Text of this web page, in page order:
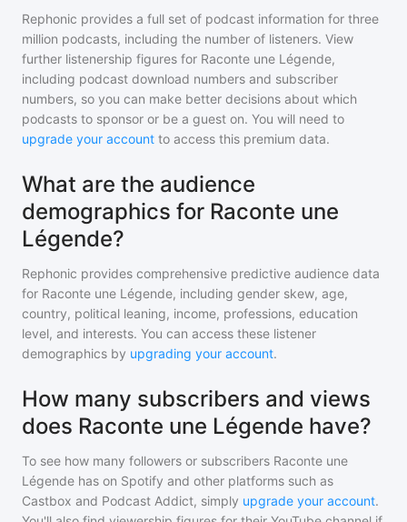
Rephonic provides a full set of podcast information for three
million podcasts, including the number of listeners. View
further listenership figures for Raconte une Légende,
including podcast download numbers and subscriber
numbers, so you can make better decisions about which
podcasts to sponsor or be a guest on. You will need to
upgrade your account to access this premium data.
What are the audience
demographics for Raconte une
Légende?
Rephonic provides comprehensive predictive audience data
for Raconte une Légende, including gender skew, age,
country, political leaning, income, professions, education
level, and interests. You can access these listener
demographics by upgrading your account.
How many subscribers and views
does Raconte une Légende have?
To see how many followers or subscribers Raconte une
Légende has on Spotify and other platforms such as
Castbox and Podcast Addict, simply upgrade your account.